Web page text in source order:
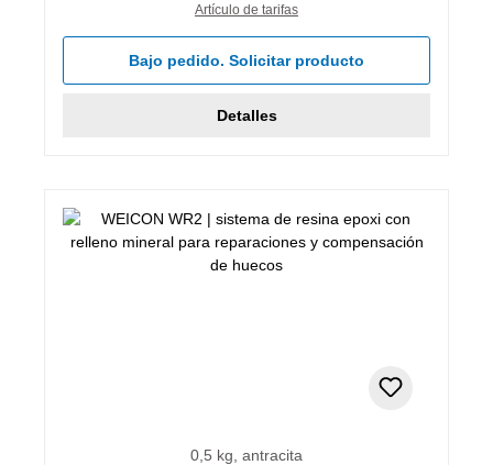
Artículo de tarifas
Bajo pedido. Solicitar producto
Detalles
0,5 kg, antracita